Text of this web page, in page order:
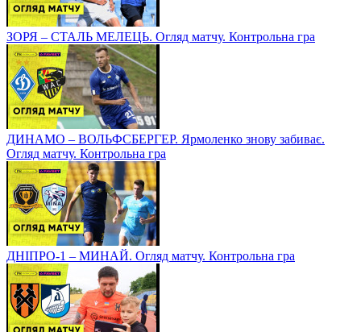
ЗОРЯ – СТАЛЬ МЕЛЕЦЬ. Огляд матчу. Контрольна гра
ДИНАМО – ВОЛЬФСБЕРГЕР. Ярмоленко знову забиває.
Огляд матчу. Контрольна гра
ДНІПРО-1 – МИНАЙ. Огляд матчу. Контрольна гра